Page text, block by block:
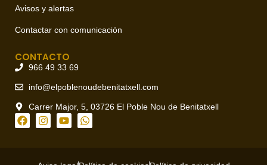
Avisos y alertas
Contactar con comunicación
CONTACTO
966 49 33 69
info@elpoblenoudebenitatxell.com
Carrer Major, 5, 03726 El Poble Nou de Benitatxell